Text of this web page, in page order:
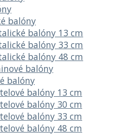
balóny
balóny 13 cm
balóny 33 cm
balóny 48 cm
balóny
balóny
balóny 13 cm
balóny 30 cm
balóny 33 cm
balóny 48 cm